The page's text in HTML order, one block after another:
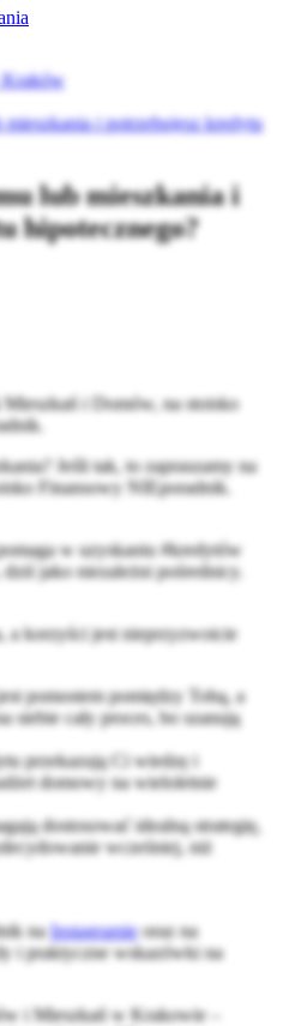
Kraków
mieszkania i potrzebujesz kredytu
lub mieszkania i
hipotecznego?
Mieszkań i Domów, na stoisko
Jeśli tak, to zapraszamy na
Finansowy NIEporadnik.
w uzyskaniu #kredytów
jako niezależni pośrednicy.
a korzyści jest nieprzyzwoicie
pomostem pomiędzy Tobą, a
siebie cały proces, bo szanują
przekazują Ci wiedzę i
domowy na wieloletnie
dostosować idealną strategię,
wcześniej, niż
naInstagramieoraz na
i praktyczne wskazówki na
i Mieszkań w Krakowie –